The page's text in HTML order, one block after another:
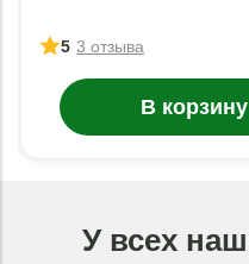
5 3 отзыва
В корзину
У всех